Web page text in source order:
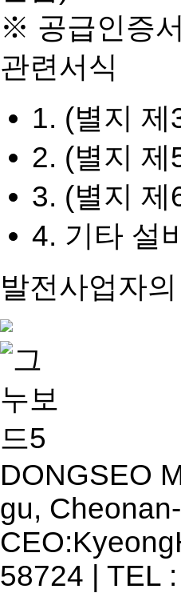
※ 공급인증
관련서식
1. (별지
2. (별지 제
3. (별지
4. 기타 설
발전사업자
DONGSEO
gu,
58724 | TEL